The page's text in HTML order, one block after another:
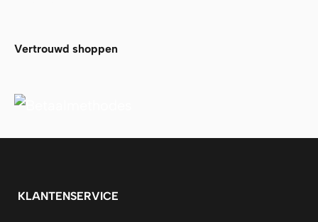
Vertrouwd shoppen
KLANTENSERVICE